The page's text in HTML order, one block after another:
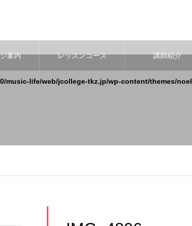
案内 レッスンコース 講師紹介
music-life/web/jcollege-tkz.jp/wp-content/themes/